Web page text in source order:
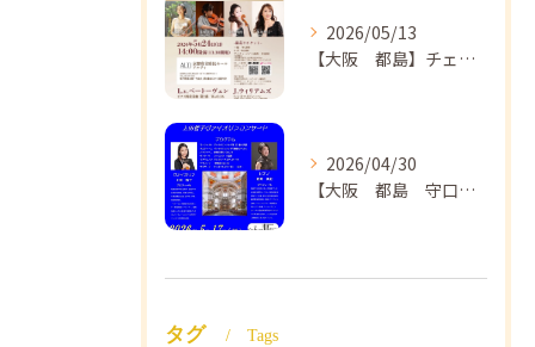
2026/05/13
【大阪 都島】チェロ教室 NAOMIミュージックスクール❣️チェリスト中島紗理先生のコンサートのご案内🎵
2026/04/30
【大阪 都島 守口】ヴァイオリン教室❣️NAOMIミュージックスクール🎵ヴァイオリン講師 上田哲子先生のコンサートのご案内❗️
タグ Tags